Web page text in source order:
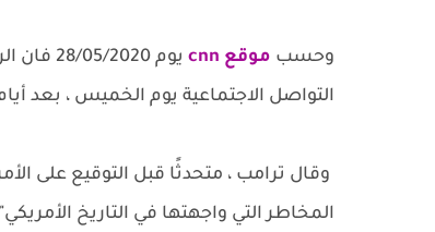
وحسب موقع cnn
يوم
التواصل الاجتماعية يوم الخميس ، بعد
وقال ترامب ، متحدثًا قبل التوقيع على
المخاطر التي واجهتها في التاريخ